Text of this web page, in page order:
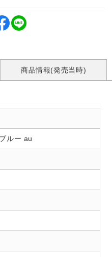
商品情報(発売当時)
ルー au